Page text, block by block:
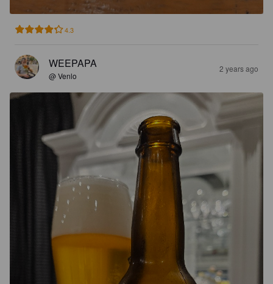
4.3
WEEPAPA
@ Venlo
2 years ago